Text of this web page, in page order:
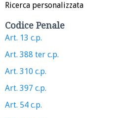
Ricerca personalizzata
Codice Penale
Art. 13 c.p.
Art. 388 ter c.p.
Art. 310 c.p.
Art. 397 c.p.
Art. 54 c.p.